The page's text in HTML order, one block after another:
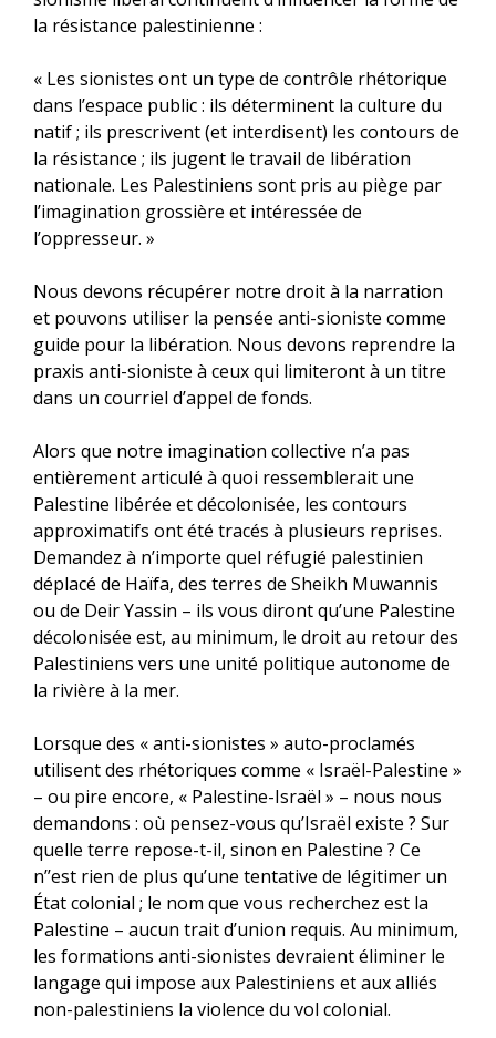
la résistance palestinienne :
« Les sionistes ont un type de contrôle rhétorique
dans l’espace public : ils déterminent la culture du
natif ; ils prescrivent (et interdisent) les contours de
la résistance ; ils jugent le travail de libération
nationale. Les Palestiniens sont pris au piège par
l’imagination grossière et intéressée de
l’oppresseur. »
Nous devons récupérer notre droit à la narration
et pouvons utiliser la pensée anti-sioniste comme
guide pour la libération. Nous devons reprendre la
praxis anti-sioniste à ceux qui limiteront à un titre
dans un courriel d’appel de fonds.
Alors que notre imagination collective n’a pas
entièrement articulé à quoi ressemblerait une
Palestine libérée et décolonisée, les contours
approximatifs ont été tracés à plusieurs reprises.
Demandez à n’importe quel réfugié palestinien
déplacé de Haïfa, des terres de Sheikh Muwannis
ou de Deir Yassin – ils vous diront qu’une Palestine
décolonisée est, au minimum, le droit au retour des
Palestiniens vers une unité politique autonome de
la rivière à la mer.
Lorsque des « anti-sionistes » auto-proclamés
utilisent des rhétoriques comme « Israël-Palestine »
– ou pire encore, « Palestine-Israël » – nous nous
demandons : où pensez-vous qu’Israël existe ? Sur
quelle terre repose-t-il, sinon en Palestine ? Ce
n’’est rien de plus qu’une tentative de légitimer un
État colonial ; le nom que vous recherchez est la
Palestine – aucun trait d’union requis. Au minimum,
les formations anti-sionistes devraient éliminer le
langage qui impose aux Palestiniens et aux alliés
non-palestiniens la violence du vol colonial.